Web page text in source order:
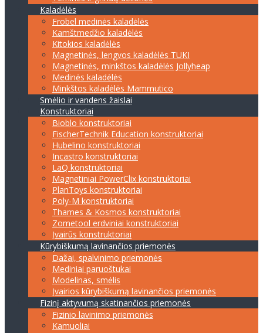
Kaladėlės
Frobel medinės kaladėlės
Kamštmedžio kaladėlės
Kitokios kaladėlės
Magnetinės, lengvos kaladėlės TUKI
Magnetinės, minkštos kaladėlės Jollyheap
Medinės kaladėlės
Minkštos kaladėlės Mammutico
Smėlio ir vandens žaislai
Konstruktoriai
Bioblo konstruktoriai
FischerTechnik Education konstruktoriai
Hubelino konstruktoriai
Incastro konstruktoriai
LaQ konstruktoriai
Magnetiniai PowerClix konstruktoriai
PlanToys konstruktoriai
Poly-M konstruktoriai
Thames & Kosmos konstruktoriai
Zometool erdviniai konstruktoriai
Įvairūs konstruktoriai
Kūrybiškumą lavinančios priemonės
Dažai, spalvinimo priemonės
Mediniai paruoštukai
Modelinas, smėlis
Įvairios kūrybiškumą lavinančios priemonės
Fizinį aktyvumą skatinančios priemonės
Fizinio lavinimo priemonės
Kamuoliai